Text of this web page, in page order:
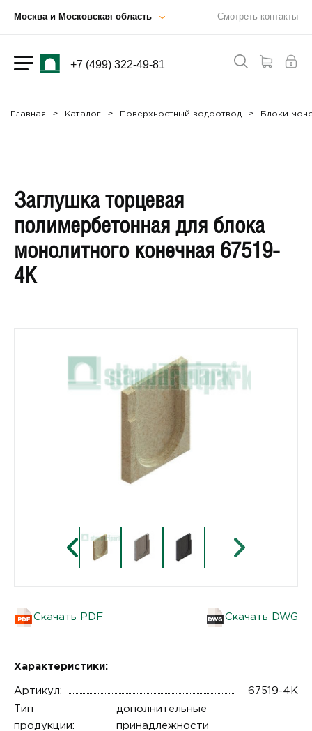
Москва и Московская область Смотреть контакты
+7 (499) 322-49-81
Главная Каталог Поверхностный водоотвод Блоки
Заглушка торцевая
полимербетонная для блока
монолитного конечная 67519-
4К
Скачать PDF Скачать DWG
Характеристики:
Артикул:
67519-4К
Тип
продукции:
дополнительные
принадлежности